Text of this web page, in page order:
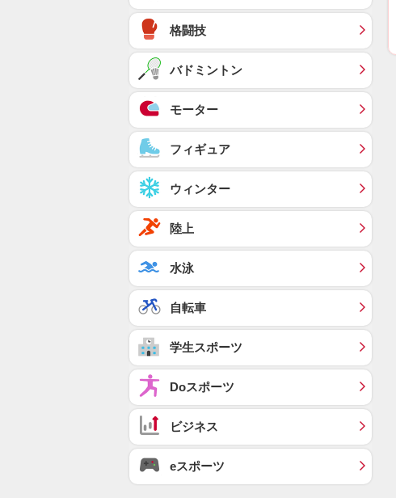
格闘技
バドミントン
モーター
フィギュア
ウィンター
陸上
水泳
自転車
学生スポーツ
Doスポーツ
ビジネス
eスポーツ